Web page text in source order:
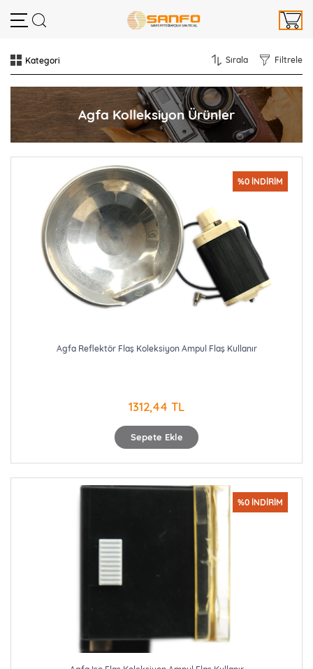
Sırala Filtrele
Agfa Kolleksiyon Ürünler
Sepete Ekle
%0 İNDİRİM
Agfa Reflektör Flaş Koleksiyon Ampul Flaş Kullanır
1312,44 TL
%0 İNDİRİM